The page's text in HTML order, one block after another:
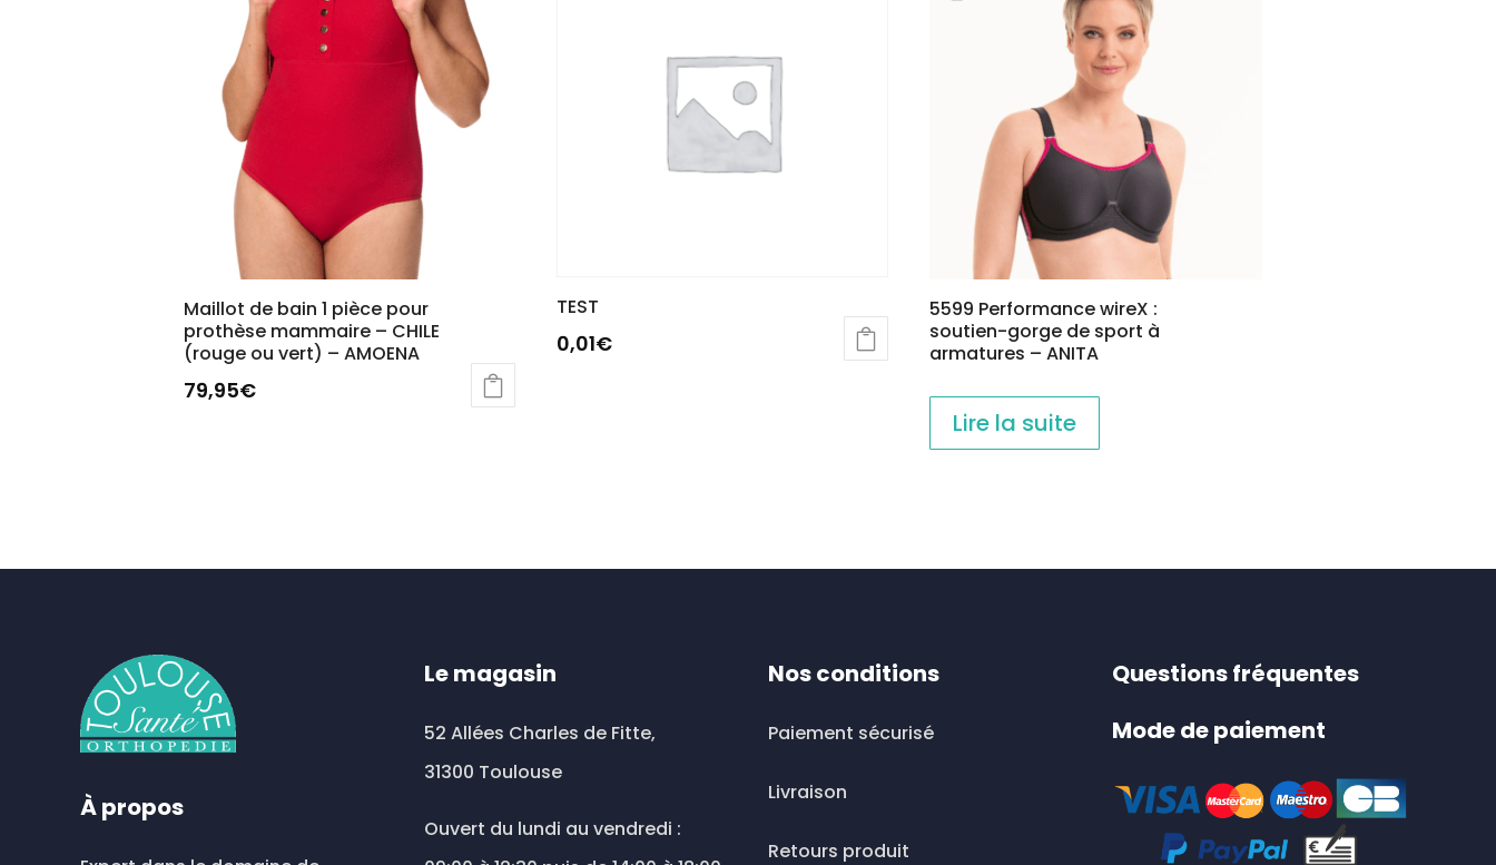
Maillot de bain 1 pièce pour
prothèse mammaire – CHILE
(rouge ou vert) – AMOENA
79,95€
TEST
0,01€
5599 Performance wireX :
soutien-gorge de sport à
armatures – ANITA
Lire la suite
À propos
Le magasin
52 Allées Charles de Fitte,
31300 Toulouse
Ouvert du lundi au vendredi :
Nos conditions
Paiement sécurisé
Livraison
Retours produit
Questions fréquentes
Mode de paiement